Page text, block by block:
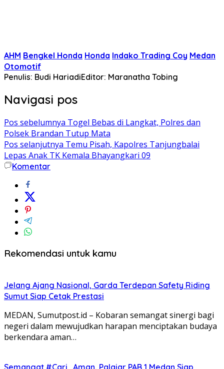
AHM Bengkel Honda Honda Indako Trading Coy Medan
Otomotif
Penulis: Budi HariadiEditor: Maranatha Tobing
Navigasi pos
Pos sebelumnya Togel Bebas di Langkat, Polres dan
Polsek Brandan Tutup Mata
Pos selanjutnya Temu Pisah, Kapolres Tanjungbalai
Lepas Anak TK Kemala Bhayangkari 09
Komentar
Rekomendasi untuk kamu
Jelang Ajang Nasional, Garda Terdepan Safety Riding
Sumut Siap Cetak Prestasi
MEDAN, Sumutpost.id – Kobaran semangat sinergi bagi
negeri dalam mewujudkan harapan menciptakan budaya
berkendara aman…